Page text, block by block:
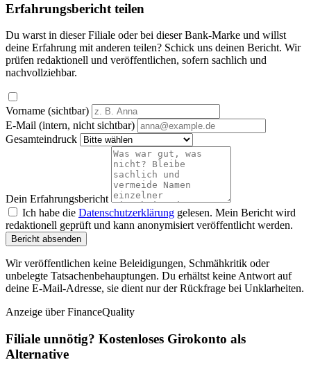
Erfahrungsbericht teilen
Du warst in dieser Filiale oder bei dieser Bank-Marke und willst
deine Erfahrung mit anderen teilen? Schick uns deinen Bericht. Wir
prüfen redaktionell und veröffentlichen, sofern sachlich und
nachvollziehbar.
Vorname (sichtbar)
E-Mail (intern, nicht sichtbar)
Gesamteindruck
Dein Erfahrungsbericht
Ich habe die Datenschutzerklärung gelesen. Mein Bericht wird
redaktionell geprüft und kann anonymisiert veröffentlicht werden.
Bericht absenden
Wir veröffentlichen keine Beleidigungen, Schmähkritik oder
unbelegte Tatsachenbehauptungen. Du erhältst keine Antwort auf
deine E-Mail-Adresse, sie dient nur der Rückfrage bei Unklarheiten.
Anzeige über FinanceQuality
Filiale unnötig? Kostenloses Girokonto als
Alternative